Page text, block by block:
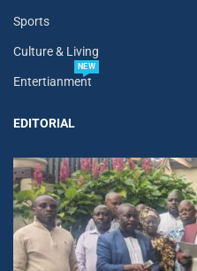
Sports
Culture & Living
Entertianment
NEW
EDITORIAL